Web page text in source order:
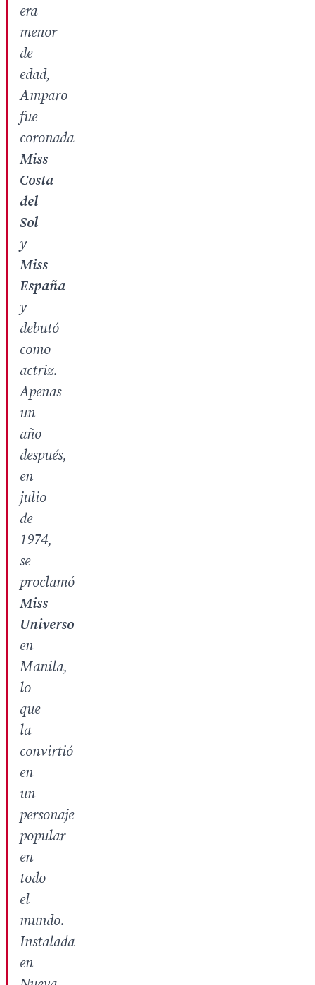
era
menor
de
edad,
Amparo
fue
coronada
Miss
Costa
del
Sol
y
Miss
España
y
debutó
como
actriz.
Apenas
un
año
después,
en
julio
de
1974,
se
proclamó
Miss
Universo
en
Manila,
lo
que
la
convirtió
en
un
personaje
popular
en
todo
el
mundo.
Instalada
en